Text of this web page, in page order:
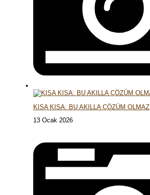
KISA KISA: BU AKILLA ÇÖZÜM OLMAZ
13 Ocak 2026